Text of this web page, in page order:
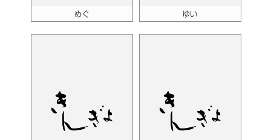
めぐ ゆい